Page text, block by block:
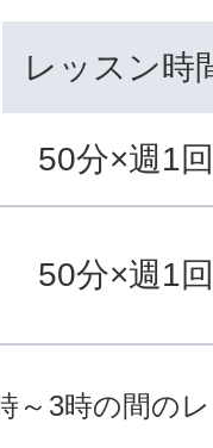
レッスン時
50分×週1
50分×週1
3時の間の